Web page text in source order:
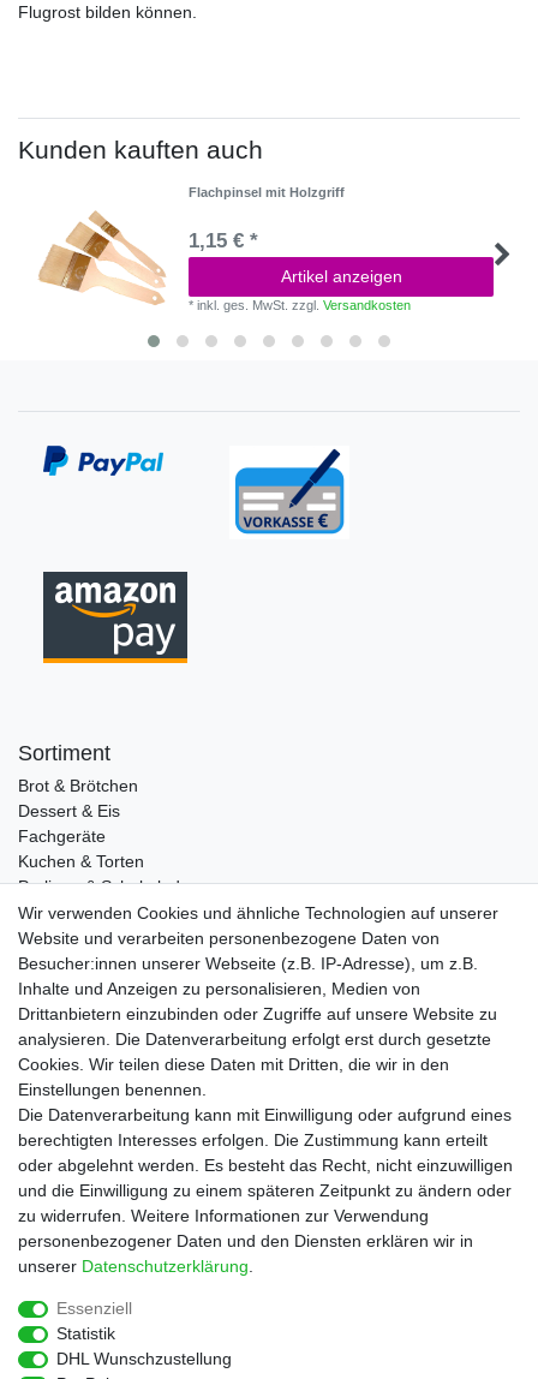
Flugrost bilden können.
Kunden kauften auch
Flachpinsel mit Holzgriff
1,15 € *
Artikel anzeigen
*inkl. ges. MwSt. zzgl.Versandkosten
Sortiment
Brot & Brötchen
Dessert & Eis
Fachgeräte
Kuchen & Torten
Pralinen & Schokolade
Lebensmittel
Gutscheine
Informationen
Zahlungsarten
Versandkosten
Service
Rezepte
Newsletter
Blog
Choco Patiss
|
Wir verwenden Cookies und ähnliche Technologien auf unserer
Website und verarbeiten personenbezogene Daten von
Besucher:innen unserer Webseite (z.B. IP-Adresse), um z.B.
Inhalte und Anzeigen zu personalisieren, Medien von
Drittanbietern einzubinden oder Zugriffe auf unsere Website zu
analysieren. Die Datenverarbeitung erfolgt erst durch gesetzte
Cookies. Wir teilen diese Daten mit Dritten, die wir in den
Einstellungen benennen.
Die Datenverarbeitung kann mit Einwilligung oder aufgrund eines
berechtigten Interesses erfolgen. Die Zustimmung kann erteilt
oder abgelehnt werden. Es besteht das Recht, nicht einzuwilligen
und die Einwilligung zu einem späteren Zeitpunkt zu ändern oder
zu widerrufen. Weitere Informationen zur Verwendung
personenbezogener Daten und den Diensten erklären wir in
unserer Daten­schutz­erklärung
Essenziell
Statistik
DHL Wunschzustellung